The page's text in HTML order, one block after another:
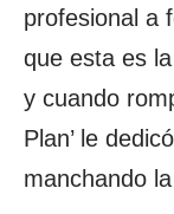
profesional a
que esta es
y cuando
Plan’ le
manchando